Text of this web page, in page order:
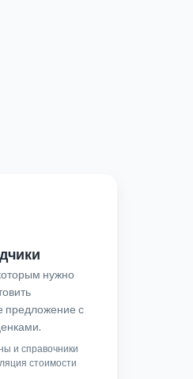
нужно
предложение с
и справочники
стоимости